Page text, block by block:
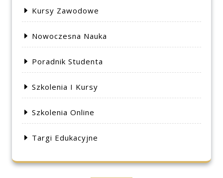
Kursy Zawodowe
Nowoczesna Nauka
Poradnik Studenta
Szkolenia I Kursy
Szkolenia Online
Targi Edukacyjne